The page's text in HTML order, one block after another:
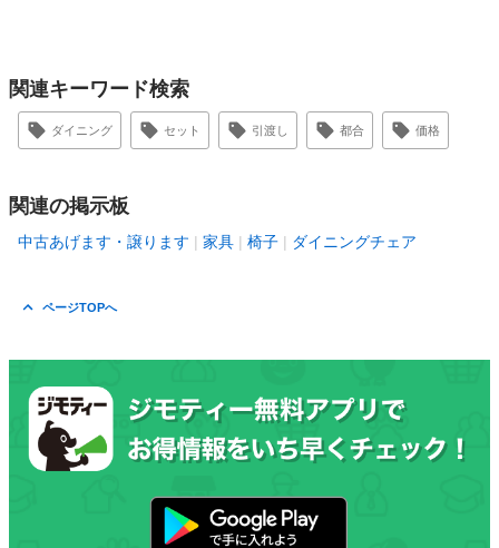
関連キーワード検索
ダイニング セット 引渡し 都合 価格
関連の掲示板
中古あげます・譲ります 家具 椅子 ダイニングチェア
ページTOPへ